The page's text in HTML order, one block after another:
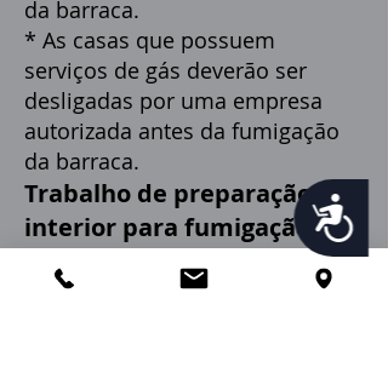
Accessibility
da barraca.
* As casas que possuem
serviços de gás deverão ser
desligadas por uma empresa
autorizada antes da fumigação
da barraca.
Trabalho de preparação
interior para fumigação de
tenda:
O trabalho de preparação do